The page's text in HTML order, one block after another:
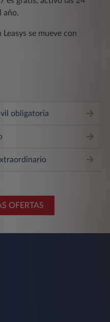
año.
se mueve con
obligatoria
OFERTAS